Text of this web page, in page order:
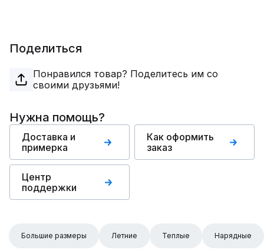
Поделиться
Понравился товар? Поделитесь им со
своими друзьями!
Нужна помощь?
Доставка и
примерка
Как оформить
заказ
Центр
поддержки
Большие размеры Летние Теплые Нарядные